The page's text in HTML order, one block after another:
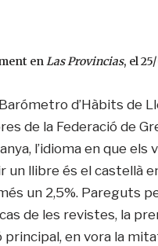
enLas Provincias, el
d’Hàbits de
de la Federació de
l’idioma en que els
un llibre és el castellà
un 2,5%. Pareguts
de les revistes, la
principal, en vora la